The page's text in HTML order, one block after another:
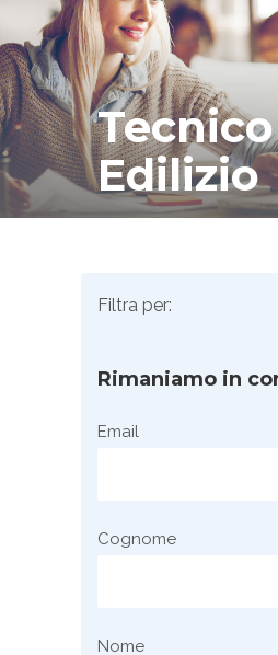
Tecnico
Edilizio
Filtra per:
Rimaniamo in
Email
Cognome
Nome